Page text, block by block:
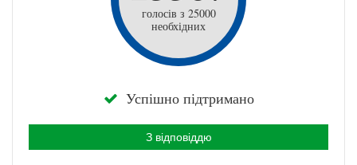
голосів з 25000
необхідних
Успішно підтримано
З відповіддю